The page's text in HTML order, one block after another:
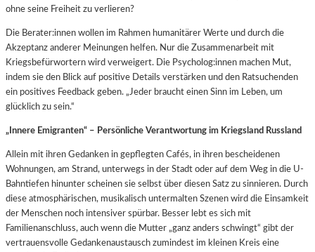
ohne seine Freiheit zu verlieren?
Die Berater:innen wollen im Rahmen humanitärer Werte und durch die
Akzeptanz anderer Meinungen helfen. Nur die Zusammenarbeit mit
Kriegsbefürwortern wird verweigert. Die Psycholog:innen machen Mut,
indem sie den Blick auf positive Details verstärken und den Ratsuchenden
ein positives Feedback geben. „Jeder braucht einen Sinn im Leben, um
glücklich zu sein.“
„Innere Emigranten“ – Persönliche Verantwortung im Kriegsland Russland
Allein mit ihren Gedanken in gepflegten Cafés, in ihren bescheidenen
Wohnungen, am Strand, unterwegs in der Stadt oder auf dem Weg in die U-
Bahntiefen hinunter scheinen sie selbst über diesen Satz zu sinnieren. Durch
diese atmosphärischen, musikalisch untermalten Szenen wird die Einsamkeit
der Menschen noch intensiver spürbar. Besser lebt es sich mit
Familienanschluss, auch wenn die Mutter „ganz anders schwingt“ gibt der
vertrauensvolle Gedankenaustausch zumindest im kleinen Kreis eine